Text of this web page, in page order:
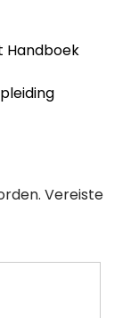
Handboek
Vereiste